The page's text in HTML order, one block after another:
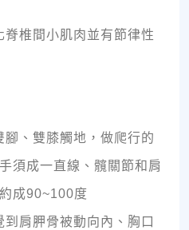
椎間小肌肉並有節律性
、雙膝觸地，做爬行的
須成一直線、髖關節和肩
成90~100度
肩胛骨被動向內、胸口